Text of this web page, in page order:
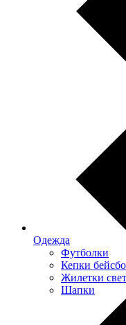
Одежда
Футболки
Кепки
Жилетки
Шапки